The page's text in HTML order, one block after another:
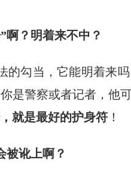
啊？明着来不中？
的勾当，它能明着来
你是警察或者记者，他
就是最好的护身符 ！
被讹上啊？